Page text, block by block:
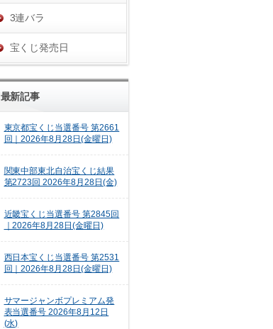
3連バラ
宝くじ発売日
最新記事
東京都宝くじ当選番号 第2661
回｜2026年8月28日(金曜日)
関東中部東北自治宝くじ結果
第2723回 2026年8月28日(金)
近畿宝くじ当選番号 第2845回
｜2026年8月28日(金曜日)
西日本宝くじ当選番号 第2531
回｜2026年8月28日(金曜日)
サマージャンボプレミアム発
表当選番号 2026年8月12日
(水)